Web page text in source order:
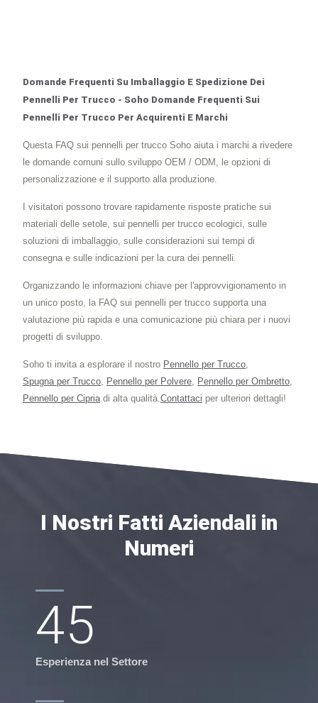
Domande Frequenti Su Imballaggio E Spedizione Dei
Pennelli Per Trucco - Soho Domande Frequenti Sui
Pennelli Per Trucco Per Acquirenti E Marchi
Questa FAQ sui pennelli per trucco Soho aiuta i marchi a rivedere
le domande comuni sullo sviluppo OEM / ODM, le opzioni di
personalizzazione e il supporto alla produzione.
I visitatori possono trovare rapidamente risposte pratiche sui
materiali delle setole, sui pennelli per trucco ecologici, sulle
soluzioni di imballaggio, sulle considerazioni sui tempi di
consegna e sulle indicazioni per la cura dei pennelli.
Organizzando le informazioni chiave per l'approvvigionamento in
un unico posto, la FAQ sui pennelli per trucco supporta una
valutazione più rapida e una comunicazione più chiara per i nuovi
progetti di sviluppo.
Soho ti invita a esplorare il nostro Pennello per Trucco
Spugna per Trucco Pennello per Polvere Pennello per Ombretto
Pennello per Cipria di alta qualità. Contattaci per ulteriori dettagli!
I Nostri Fatti Aziendali in
Numeri
45
Esperienza nel Settore